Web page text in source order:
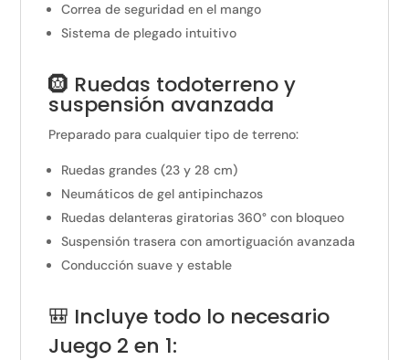
Correa de seguridad en el mango
Sistema de plegado intuitivo
🛞 Ruedas todoterreno y
suspensión avanzada
Preparado para cualquier tipo de terreno:
Ruedas grandes (23 y 28 cm)
Neumáticos de gel antipinchazos
Ruedas delanteras giratorias 360° con bloqueo
Suspensión trasera con amortiguación avanzada
Conducción suave y estable
🎒 Incluye todo lo necesario
Juego 2 en 1: